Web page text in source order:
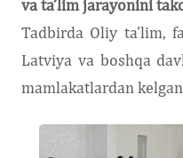
va ta’lim jarayonini
Tadbirda Oliy ta’lim,
Latviya va boshqa
mamlakatlardan kelgan